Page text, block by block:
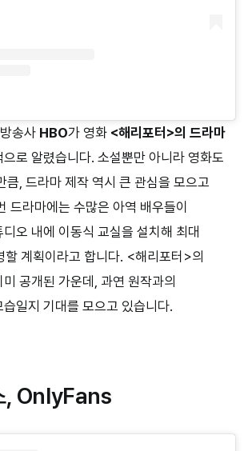
송사 HBO가 영화 <해리포터>의 드라마
로 알렸습니다. 소설뿐만 아니라 영화도
큼, 드라마 제작 역시 큰 관심을 모으고
드라마에는 수많은 아역 배우들이
오 내에 이동식 교실을 설치해 최대
할 계획이라고 합니다. <해리포터>의
공개된 가운데, 과연 원작과의
일지 기대를 모으고 있습니다.
, OnlyFans